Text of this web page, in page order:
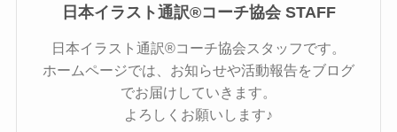
日本イラスト通訳®︎コーチ協会 STAFF
日本イラスト通訳®︎コーチ協会スタッフです。
ホームページでは、お知らせや活動報告をブログ
でお届けしていきます。
よろしくお願いします♪